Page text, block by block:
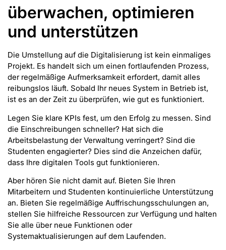
überwachen, optimieren
und unterstützen
Die Umstellung auf die Digitalisierung ist kein einmaliges
Projekt. Es handelt sich um einen fortlaufenden Prozess,
der regelmäßige Aufmerksamkeit erfordert, damit alles
reibungslos läuft. Sobald Ihr neues System in Betrieb ist,
ist es an der Zeit zu überprüfen, wie gut es funktioniert.
Legen Sie klare KPIs fest, um den Erfolg zu messen. Sind
die Einschreibungen schneller? Hat sich die
Arbeitsbelastung der Verwaltung verringert? Sind die
Studenten engagierter? Dies sind die Anzeichen dafür,
dass Ihre digitalen Tools gut funktionieren.
Aber hören Sie nicht damit auf. Bieten Sie Ihren
Mitarbeitern und Studenten kontinuierliche Unterstützung
an. Bieten Sie regelmäßige Auffrischungsschulungen an,
stellen Sie hilfreiche Ressourcen zur Verfügung und halten
Sie alle über neue Funktionen oder
Systemaktualisierungen auf dem Laufenden.